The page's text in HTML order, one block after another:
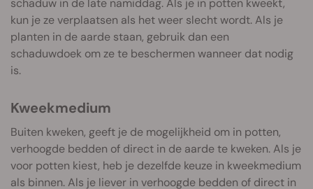
schaduw in de late namiddag. Als je in potten kweekt,
kun je ze verplaatsen als het weer slecht wordt. Als je
planten in de aarde staan, gebruik dan een
schaduwdoek om ze te beschermen wanneer dat nodig
is.
Kweekmedium
Buiten kweken, geeft je de mogelijkheid om in potten,
verhoogde bedden of direct in de aarde te kweken. Als je
voor potten kiest, heb je dezelfde keuze in kweekmedium
als binnen. Als je liever in verhoogde bedden of direct in